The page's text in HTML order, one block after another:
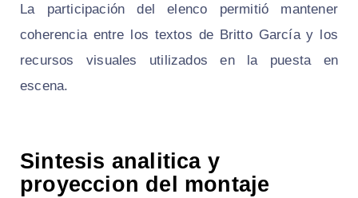
La participación del elenco permitió mantener
coherencia entre los textos de Britto García y los
recursos visuales utilizados en la puesta en
escena.
Sintesis analitica y
proyeccion del montaje